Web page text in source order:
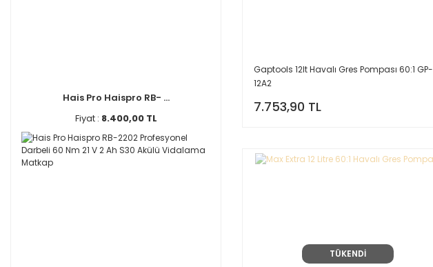
Hais Pro Haispro RB- ...
Fiyat : 8.400,00 TL
Gaptools 12lt Havalı Gres Pompası 60:1 GP-
12A2
7.753,90 TL
TÜKENDİ